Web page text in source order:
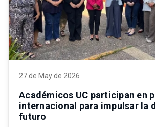
27 de May de 2026
Académicos UC participan en
internacional para impulsar la
futuro